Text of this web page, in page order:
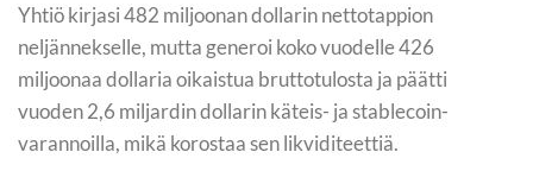
Yhtiö kirjasi 482 miljoonan dollarin nettotappion
neljännekselle, mutta generoi koko vuodelle 426
miljoonaa dollaria oikaistua bruttotulosta ja päätti
vuoden 2,6 miljardin dollarin käteis- ja stablecoin-
varannoilla, mikä korostaa sen likviditeettiä.